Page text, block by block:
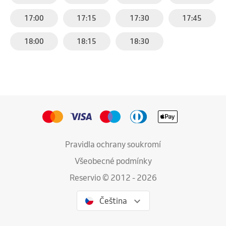
17:00 17:15 17:30 17:45
18:00 18:15 18:30
Pravidla ochrany soukromí
Všeobecné podmínky
Reservio © 2012 - 2026
Čeština